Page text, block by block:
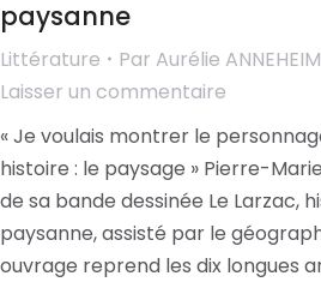
paysanne
Littérature Par Aurélie ANNEHEIM
Laisser un commentaire
« Je voulais montrer le
histoire : le paysage » Pierre-
de sa bande dessinée Le Larzac,
paysanne, assisté par le
ouvrage reprend les dix longues